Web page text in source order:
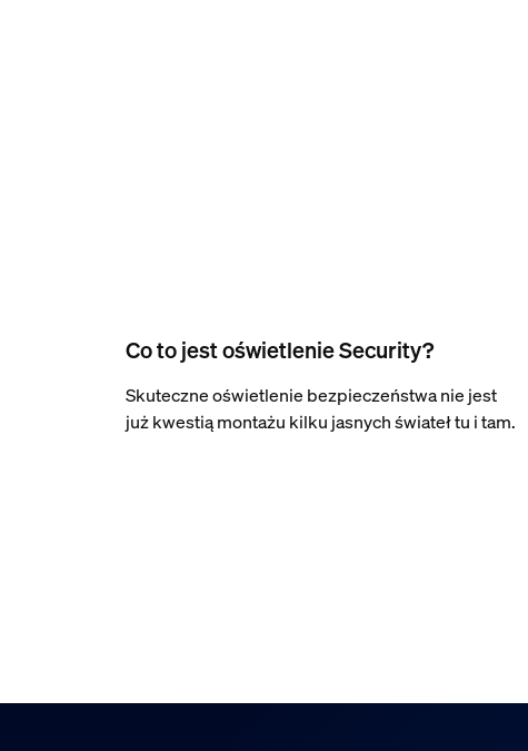
Co to jest oświetlenie Security?
Skuteczne oświetlenie bezpieczeństwa nie jest
już kwestią montażu kilku jasnych świateł tu i tam.